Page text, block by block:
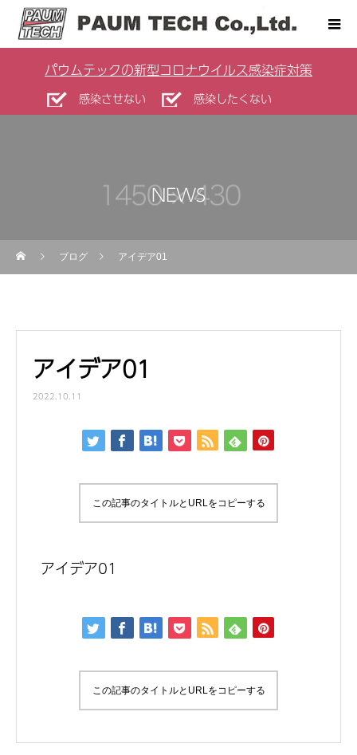
パウムテックの新型コロナウイルス感染症対策
感染させない 感染したくない
NEWS
ブログ アイデア01
アイデア01
2022.10.11
この記事のタイトルとURLをコピーする
アイデア01
この記事のタイトルとURLをコピーする